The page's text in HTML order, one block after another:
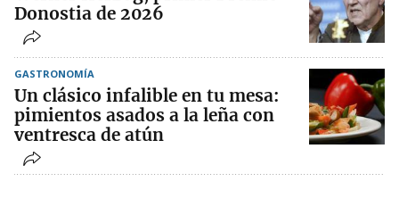
Donostia de 2026
GASTRONOMÍA
Un clásico infalible en tu mesa:
pimientos asados a la leña con
ventresca de atún